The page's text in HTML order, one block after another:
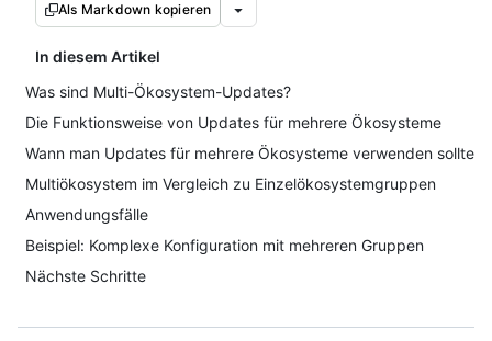
Als Markdown kopieren
In diesem Artikel
Was sind Multi-Ökosystem-Updates?
Die Funktionsweise von Updates für mehrere Ökosysteme
Wann man Updates für mehrere Ökosysteme verwenden sollte
Multiökosystem im Vergleich zu Einzelökosystemgruppen
Anwendungsfälle
Beispiel: Komplexe Konfiguration mit mehreren Gruppen
Nächste Schritte